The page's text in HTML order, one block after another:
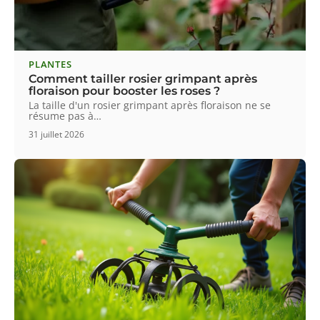
PLANTES
Comment tailler rosier grimpant après
floraison pour booster les roses ?
La taille d'un rosier grimpant après floraison ne se
résume pas à…
31 juillet 2026